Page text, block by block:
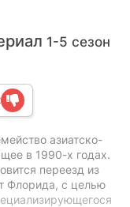
1-5 сезон
азиатско-
в 1990-х годах.
переезд из
Флорида, с целью